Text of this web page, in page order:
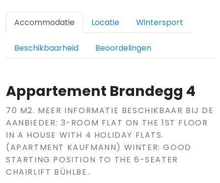
Accommodatie Locatie Wintersport
Beschikbaarheid Beoordelingen
Appartement Brandegg 4
70 M2. MEER INFORMATIE BESCHIKBAAR BIJ DE
AANBIEDER: 3-ROOM FLAT ON THE 1ST FLOOR
IN A HOUSE WITH 4 HOLIDAY FLATS.
(APARTMENT KAUFMANN) WINTER: GOOD
STARTING POSITION TO THE 6-SEATER
CHAIRLIFT BÜHLBE..